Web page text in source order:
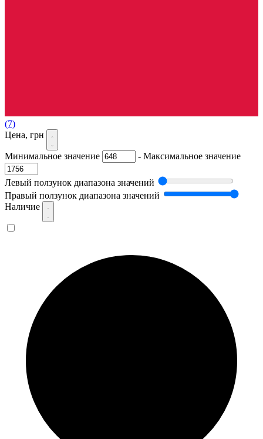
(7)
Цена, грн
Минимальное значение - Максимальное значение
Левый ползунок диапазона значений
Правый ползунок диапазона значений
Наличие